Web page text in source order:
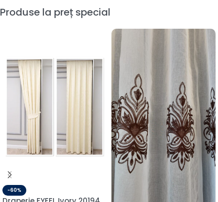
Produse la preț special
cu Broderie Albă 48107
L4.40m/H2.60m cu Rejansa
Wave
48107Alb-1
În stoc
466,00 lei 187,00lei
METRU LINIAR
Adaugă În Coș
-60%
Draperie de Catifea
Amsterdam Blackout 90%
Crem L2,20m/H2,45m cu
Rejansa de 6cm
SKU:AMS-430
În stoc
164,00lei 66,00lei
Adaugă În Coș